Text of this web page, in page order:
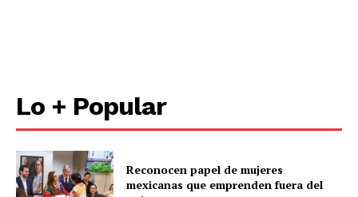
Lo + Popular
Reconocen papel de mujeres
mexicanas que emprenden fuera del